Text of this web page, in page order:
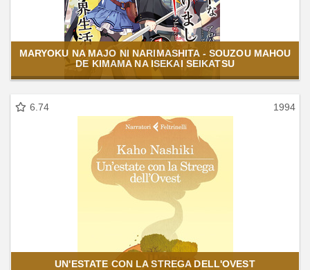
MARYOKU NA MAJO NI NARIMASHITA - SOUZOU MAHOU
DE KIMAMA NA ISEKAI SEIKATSU
6.74 1994
UN'ESTATE CON LA STREGA DELL'OVEST